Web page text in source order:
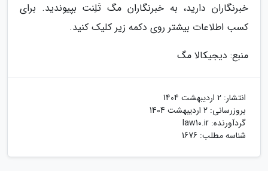
خبرنگاران دارید، به خبرنگاران مگ تَلِنت بپیوندید. برای
کسب اطلاعات بیشتر روی دکمه زیر کلیک کنید.
منبع: دیجیکالا مگ
انتشار: 2 اردیبهشت 1404
بروزرسانی: 2 اردیبهشت 1404
گردآورنده: law10.ir
شناسه مطلب: 1676